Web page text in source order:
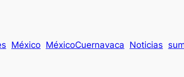
México MéxicoCuernavaca Noticias